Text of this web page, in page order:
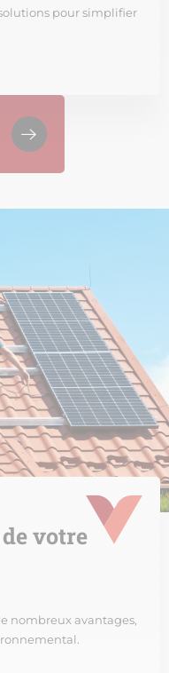
pour simplifier
votre
nombreux avantages,